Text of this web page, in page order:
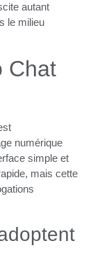
autant
le milieu
Chat
numérique
simple et
mais cette